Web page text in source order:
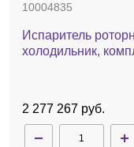
10004835
Испаритель
холодильник,
2 277 267 руб.